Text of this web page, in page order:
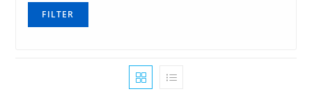
ESPEWE, Plasticart, Berlinplast, HERR, OWO
ESU
FILTER